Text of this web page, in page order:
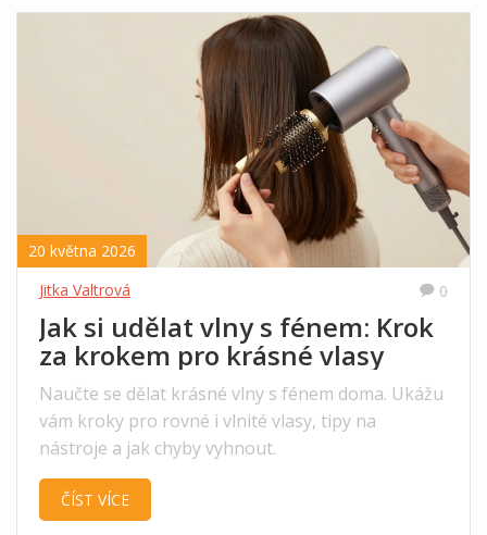
20 května 2026
Jitka Valtrová
0
Jak si udělat vlny s fénem: Krok
za krokem pro krásné vlasy
Naučte se dělat krásné vlny s fénem doma. Ukážu
vám kroky pro rovné i vlnité vlasy, tipy na
nástroje a jak chyby vyhnout.
ČÍST VÍCE